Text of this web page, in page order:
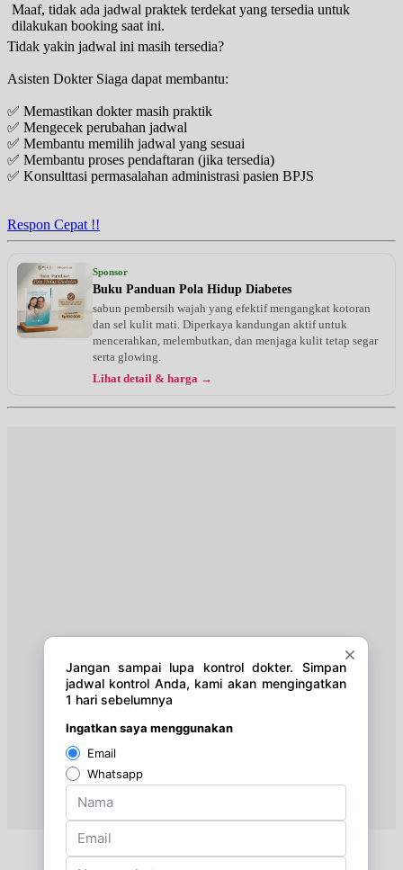
Maaf, tidak ada jadwal praktek terdekat yang tersedia untuk
dilakukan booking saat ini.
Tidak yakin jadwal ini masih tersedia?
Asisten Dokter Siaga dapat membantu:
✅ Memastikan dokter masih praktik
✅ Mengecek perubahan jadwal
✅ Membantu memilih jadwal yang sesuai
✅ Membantu proses pendaftaran (jika tersedia)
✅ Konsulttasi permasalahan administrasi pasien BPJS
Respon Cepat !!
Sponsor
Buku Panduan Pola Hidup Diabetes
sabun pembersih wajah yang efektif mengangkat kotoran
dan sel kulit mati. Diperkaya kandungan aktif untuk
mencerahkan, melembutkan, dan menjaga kulit tetap segar
serta glowing.
Lihat detail & harga →